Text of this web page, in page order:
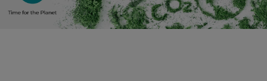
IMPRIMÉEALMERE